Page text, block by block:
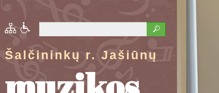
Šalčininkų r. Jašiūnų